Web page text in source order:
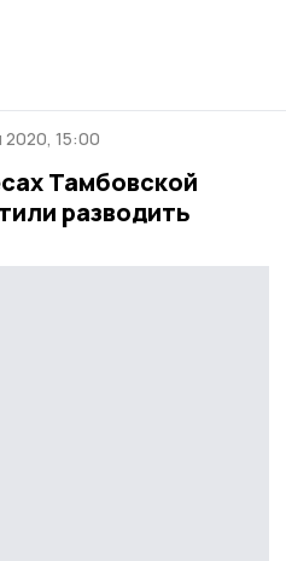
2020, 15:00
Тамбовской
разводить